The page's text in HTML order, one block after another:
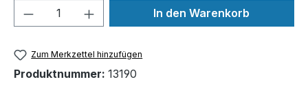
Produkt Anzahl: Gib denIn den Warenkorb
Zum Merkzettel hinzufügen
Produktnummer: 13190